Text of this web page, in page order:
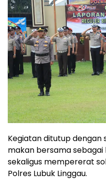
Kegiatan ditutup dengan
makan bersama
sekaligus mempererat
Polres Lubuk Linggau.